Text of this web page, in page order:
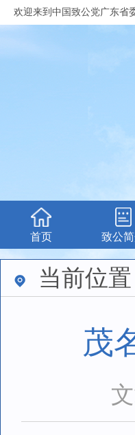
欢迎来到中国致公党广东省
首页 致公
当前位
茂